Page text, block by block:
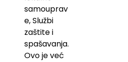
samouprav
e, Službi
zaštite i
spašavanja.
Ovo je već